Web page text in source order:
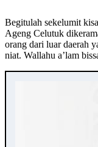
Begitulah sekelumit
Ageng Celutuk
orang dari luar daerah
niat. Wallahu a’lam